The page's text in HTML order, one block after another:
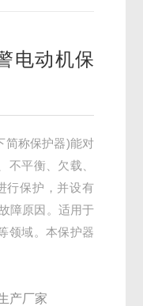
电动机保
简称保护器)能对
不平衡、欠载、
行保护，并设有
障原因。适用于
领域。本保护器
产厂家